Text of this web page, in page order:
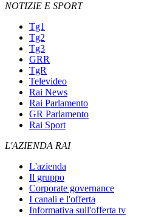
NOTIZIE E SPORT
Tg1
Tg2
Tg3
GRR
TgR
Televideo
Rai News
Rai Parlamento
GR Parlamento
Rai Sport
L'AZIENDA RAI
L'azienda
Il gruppo
Corporate governance
I canali e l'offerta
Informativa sull'offerta tv